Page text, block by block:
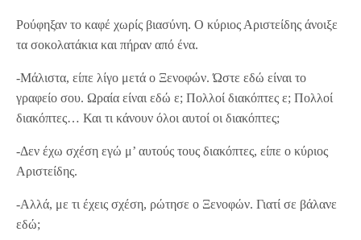
Ρούφηξαν το καφέ χωρίς βιασύνη. Ο κύριος Αριστείδης άνοιξε
τα σοκολατάκια και πήραν από ένα.
-Μάλιστα, είπε λίγο μετά ο Ξενοφών. Ώστε εδώ είναι το
γραφείο σου. Ωραία είναι εδώ ε; Πολλοί διακόπτες ε; Πολλοί
διακόπτες… Και τι κάνουν όλοι αυτοί οι διακόπτες;
-Δεν έχω σχέση εγώ μ’ αυτούς τους διακόπτες, είπε ο κύριος
Αριστείδης.
-Αλλά, με τι έχεις σχέση, ρώτησε ο Ξενοφών. Γιατί σε βάλανε
εδώ;